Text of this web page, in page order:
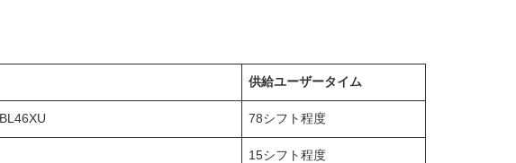
供給ユーザータイム
78シフト程度
15シフト程度